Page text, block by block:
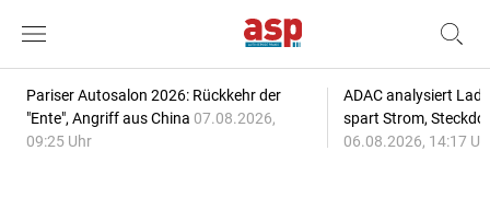
Pariser Autosalon 2026: Rückkehr der
"Ente", Angriff aus China 07.08.2026,
09:25 Uhr
ADAC analysiert
spart Strom,
06.08.2026, 14:17